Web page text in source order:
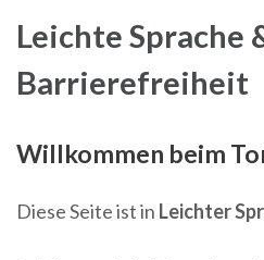
Leichte Sprache
Barrierefreiheit
Willkommen beim
Diese Seite ist in Leichter